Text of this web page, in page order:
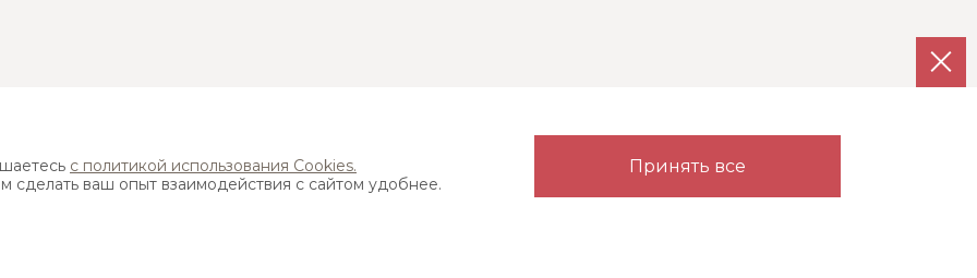
Каталог
Гардеробные
Партнерам
с политикой использования Cookies.
сделать ваш опыт взаимодействия с сайтом удобнее.
Принять все